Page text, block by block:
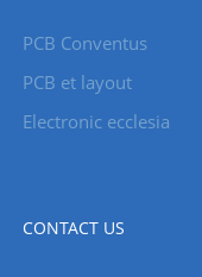
PCB Conventus
PCB et layout
Electronic ecclesia
CONTACT US